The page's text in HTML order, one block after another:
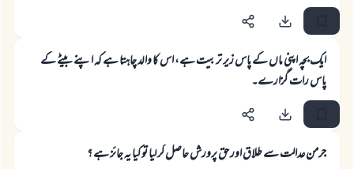
ایک بچہ اپنی ماں کے پاس زیر تربیت ہے، اس کا والد چاہتا ہے کہ اپنے بیٹے کے
پاس رات گزارے۔
جرمن عدالت سے طلاق اور حق پرورش حاصل كر ليا تو كيا يہ جائز ہے ؟